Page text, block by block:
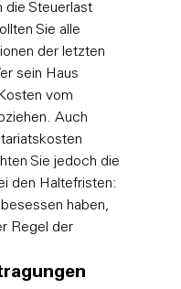
die Steuerlast
Sie alle
der letzten
sein Haus
vom
Auch
Sie jedoch die
den Haltefristen:
haben,
Regel der